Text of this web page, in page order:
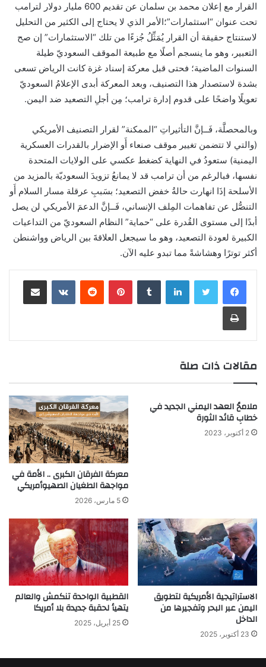
القرار مع إعلان محمد بن سلمان عن تقديم 600 مليار دولار لترامب
تحت عنوان “استثمارات”؛الأمر الذي لا يحتاج إلى الكثير من التحليل
لاستنتاج حقيقة أن القرار يُمَثِّلُ جُزءًا من تلك “الاستثمارات” إن صح
التعبير، وهو ما ينسجم أصلًا مع طبيعة الموقف السعوديّ طيلة
السنوات الماضية؛ فحتى قبل معركة إسناد غزة كانت الرياض تسعى
بشدة لاستصدار هذا التصنيف، وبعد المعركة أبدى الإعلامُ السعوديّ
تعويلًا واضحًا على قدوم إدارة ترامب؛ مِن أجلِ التصعيد ضد اليمن.
وبالمحصلَّة، فَــإنَّ التأثيراتِ “الممكنة” لقرار التصنيف الأمريكي
(والتي لا تتضمن تغيير موقف صنعاء أَو الإضرار بالقدرات العسكرية
اليمنية) ستعودُ في النهاية كضغط عكسي على الولايات المتحدة
نفسها، فبالرغم من أن ترامب قد لا يمانعُ تزويدَ السعوديّة بالمزيد من
الأسلحة إذَا انهارت حالةُ خفض التصعيد؛ بسَببِ عرقلة مسار السلام أَو
التنصُّل عن تفاهمات المِلف الإنساني، فَــإنَّ الدعمَ الأمريكي لن يصل
أبدًا إلى مستوى القُدرة على “حماية” النظام السعوديّ من التداعيات
الكبيرة لعودة التصعيد، وهو ما سيجعل العلاقةَ بين الرياض وواشنطن
أكثر توترًا وهشاشةً مما تبدو عليه الآن.
لينكدإن بينتيريست
مقالات ذات صلة
ملامحُ العهد اليمني الجديد في
خطابِ قائد الثورة
2 أكتوبر، 2023
معركة الفرقان الكبرى .. الأمة في
مواجهة الطغيان الصهيوأمريكي
5 مارس، 2026
الاستراتيجية الأمريكية لتطويق
اليمن عبر البحر وتفجيرها من
الداخل
23 أكتوبر، 2025
القطبية الواحدة تنكمش والعالم
يتهيأ لحقبة جديدة بلا أمريكا
25 أبريل، 2025